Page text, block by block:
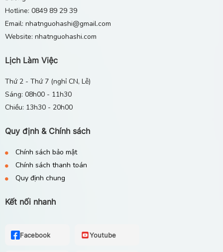
Danh Sách Các Khoản Phí Bắt Buộc
19/01/2025
Hotline: 0849 89 29 39
Email: nhatnguohashi@gmail.com
Website: nhatnguohashi.com
Lịch Làm Việc
Thứ 2 - Thứ 7 (nghỉ CN, Lễ)
Sáng: 08h00 - 11h30
Chiều: 13h30 - 20h00
Quy định & Chính sách
Chính sách bảo mật
Chính sách thanh toán
Quy định chung
Kết nối nhanh
Facebook Youtube